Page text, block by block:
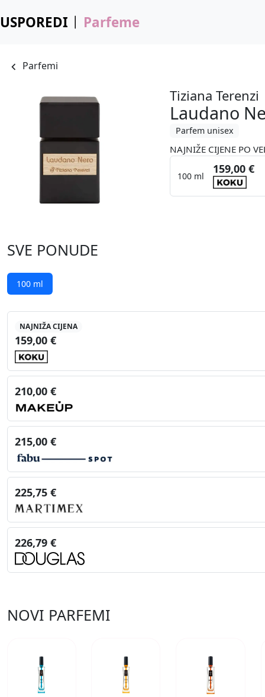
USPOREDI Parfeme
Parfemi
Tiziana Terenzi
Laudano
Parfem unisex
NAJNIŽE CIJENE PO
100 ml
159,00 €
SVE PONUDE
100 ml
NAJNIŽA CIJENA
159,00 €
210,00 €
215,00 €
225,75 €
226,79 €
NOVI PARFEMI